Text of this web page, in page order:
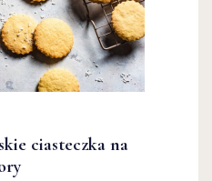
ciasteczka na